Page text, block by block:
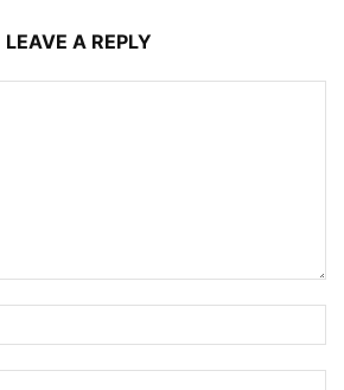
LEAVE A REPLY